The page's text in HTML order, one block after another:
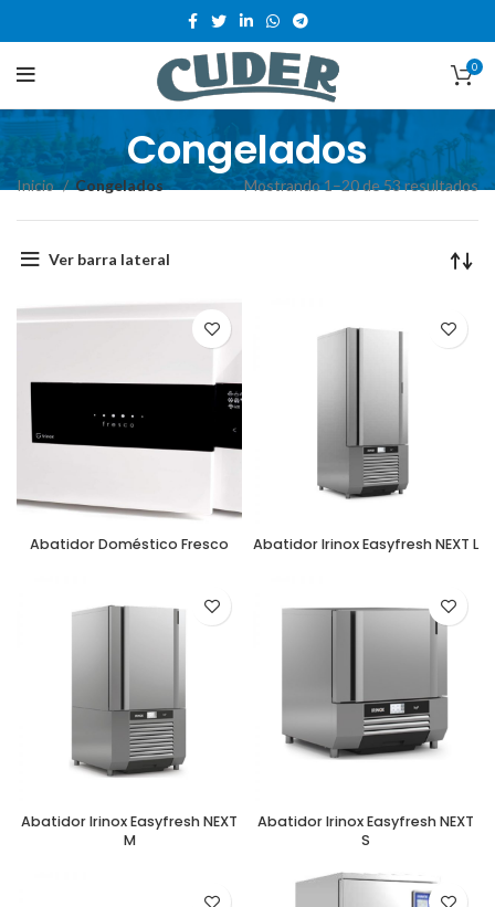
0
Congelados
Inicio Congelados Mostrando 1–20 de 53 resultados
Ver barra lateral
Abatidor Doméstico Fresco Abatidor Irinox Easyfresh NEXT L
Abatidor Irinox Easyfresh NEXT
M
Abatidor Irinox Easyfresh NEXT
S